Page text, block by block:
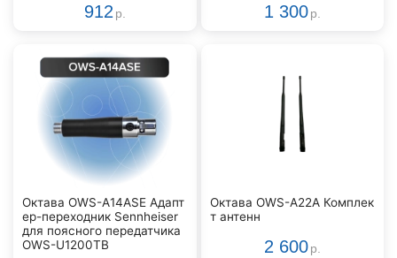
912 р. 1 300 р.
Октава OWS-A14ASE Адапт
ер-переходник Sennheiser
для поясного передатчика
OWS-U1200TB
Октава OWS-A22A Комплек
т антенн
2 600 р.